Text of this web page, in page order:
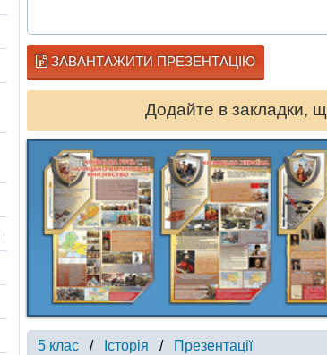
ЗАВАНТАЖИТИ ПРЕЗЕНТАЦІЮ
Додайте в закладки,
5 клас / Історія / Презентації